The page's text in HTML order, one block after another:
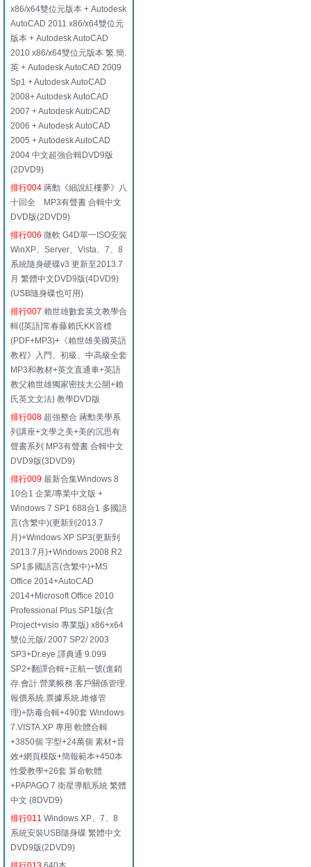
x86/x64雙位元版本 + Autodesk
AutoCAD 2011 x86/x64雙位元
版本 + Autodesk AutoCAD
2010 x86/x64雙位元版本 繁.簡.
英 + Autodesk AutoCAD 2009
Sp1 + Autodesk AutoCAD
2008+ Autodesk AutoCAD
2007 + Autodesk AutoCAD
2006 + Autodesk AutoCAD
2005 + Autodesk AutoCAD
2004 中文超強合輯DVD9版
(2DVD9)
排行004 蔣勳《細說紅樓夢》八
十回全 MP3有聲書 合輯中文
DVD版(2DVD9)
排行006 微軟 G4D單一ISO安裝
WinXP、Server、Vista、7、8
系統隨身硬碟v3 更新至2013.7
月 繁體中文DVD9版(4DVD9)
(USB隨身碟也可用)
排行007 賴世雄數套英文教學合
輯([英語]常春藤賴氏KK音標
(PDF+MP3)+《賴世雄美國英語
教程》入門、初級、中高級全套
MP3和教材+英文直通車+英語
教父賴世雄獨家密技大公開+賴
氏英文文法) 教學DVD版
排行008 超強整合 蔣勳美學系
列講座+文學之美+美的沉思有
聲書系列 MP3有聲書 合輯中文
DVD9版(3DVD9)
排行009 最新合集Windows 8
10合1 企業/專業中文版 +
Windows 7 SP1 688合1 多國語
言(含繁中)(更新到2013.7
月)+Windows XP SP3(更新到
2013.7月)+Windows 2008 R2
SP1多國語言(含繁中)+MS
Office 2014+AutoCAD
2014+Microsoft Office 2010
Professional Plus SP1版(含
Project+visio 專業版) x86+x64
雙位元版/ 2007 SP2/ 2003
SP3+Dr.eye 譯典通 9.099
SP2+翻譯合輯+正航一號(進銷
存.會計.營業帳務.客戶關係管理.
報價系統.票據系統.維修管
理)+防毒合輯+490套 Windows
7.VISTA.XP 專用 軟體合輯
+3850個 字型+24萬個 素材+音
效+網頁模版+簡報範本+450本
性愛教學+26套 算命軟體
+PAPAGO 7 衛星導航系統 繁體
中文 (8DVD9)
排行011 Windows XP、7、8
系統安裝USB隨身碟 繁體中文
DVD9版(2DVD9)